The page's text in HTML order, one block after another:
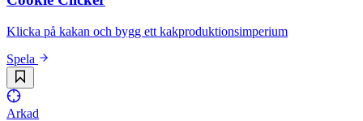
Klicka på kakan och bygg ett kakproduktionsimperium
Spela
Arkad